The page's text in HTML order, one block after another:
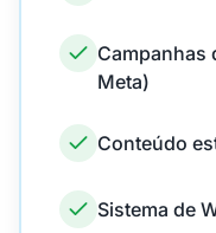
Campanhas
Meta)
Conteúdo
Sistema de